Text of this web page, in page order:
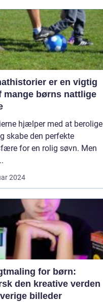
er en vigtig
mange børns nattlige
hjælper med at berolige
skabe den perfekte
for en rolig søvn. Men
2024
for børn:
den kreative verden
billeder